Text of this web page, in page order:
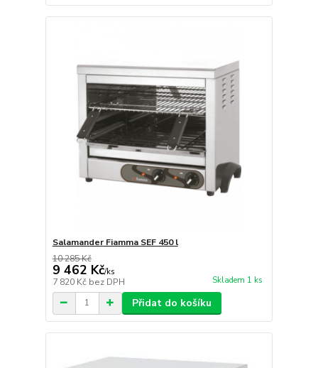
Salamander Fiamma SEF 450 l
10 285 Kč
9 462 Kč/ks
7 820 Kč bez DPH Skladem 1 ks
Přidat do košíku